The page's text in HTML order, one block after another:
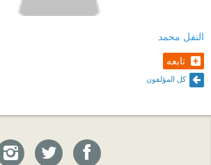
النفل محمد
تابعه
كل المؤلفون